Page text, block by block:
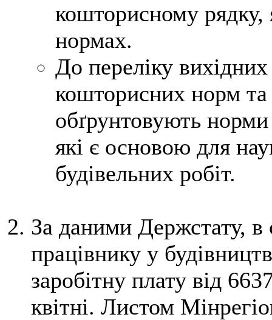
кошторисному рядку,
нормах.
До переліку
кошторисних норм
обґрунтовують
які є основою для
будівельних робіт.
За даними Держстату,
працівнику у
заробітну плату від
квітні. Листом